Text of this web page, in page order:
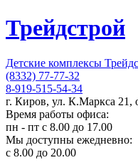
Трейдстрой
Детские комплексы
(8332) 77-77-32
8-919-515-54-34
г. Киров, ул. К.Маркса 21,
Время работы офиса:
пн - пт с 8.00 до 17.00
Мы доступны ежедневно:
с 8.00 до 20.00